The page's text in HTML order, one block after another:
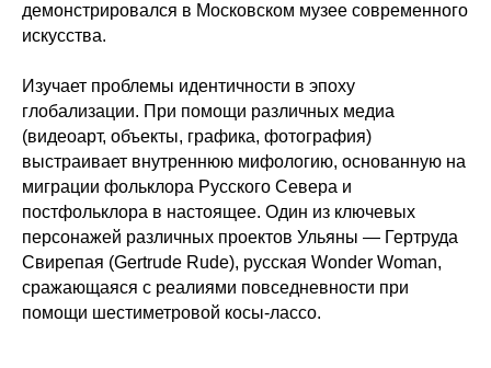
демонстрировался в Московском музее современного
искусства.
Изучает проблемы идентичности в эпоху
глобализации. При помощи различных медиа
(видеоарт, объекты, графика, фотография)
выстраивает внутреннюю мифологию, основанную на
миграции фольклора Русского Севера и
постфольклора в настоящее. Один из ключевых
персонажей различных проектов Ульяны — Гертруда
Свирепая (Gertrude Rude), русская Wonder Woman,
сражающаяся с реалиями повседневности при
помощи шестиметровой косы-лассо.